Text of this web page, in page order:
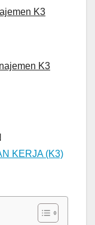
K3
K3
KERJA (K3)